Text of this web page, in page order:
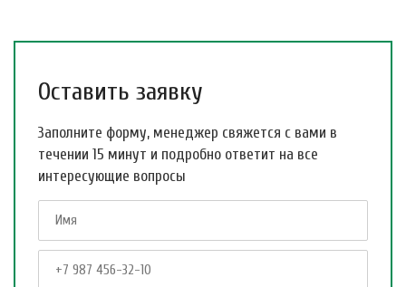
Оставить заявку
Заполните форму, менеджер свяжется с вами в
течении 15 минут и подробно ответит на все
интересующие вопросы